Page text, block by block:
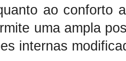
ao conforto
uma ampla
internas